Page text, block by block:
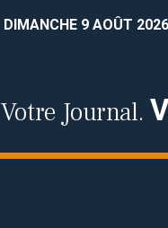
DIMANCHE 9 AOÛT 2026
Votre Journal.